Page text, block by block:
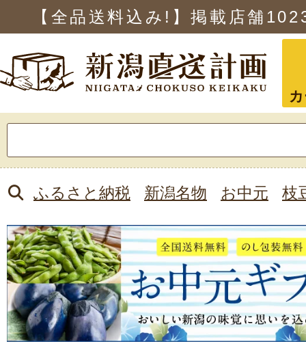
【全品送料込み!】掲載店舗
索:
ふるさと納税 新潟名物 お中元 枝